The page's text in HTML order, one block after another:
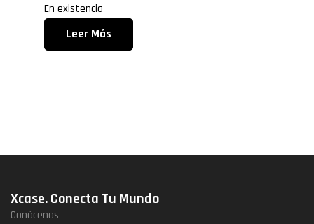
En existencia
Leer Más
Xcase. Conecta Tu Mundo
Conócenos